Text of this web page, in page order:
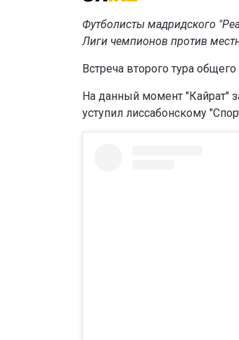
Футболисты мадридского
Лиги чемпионов против
Встреча второго тура
На данный момент "Кайрат"
уступил лиссабонскому